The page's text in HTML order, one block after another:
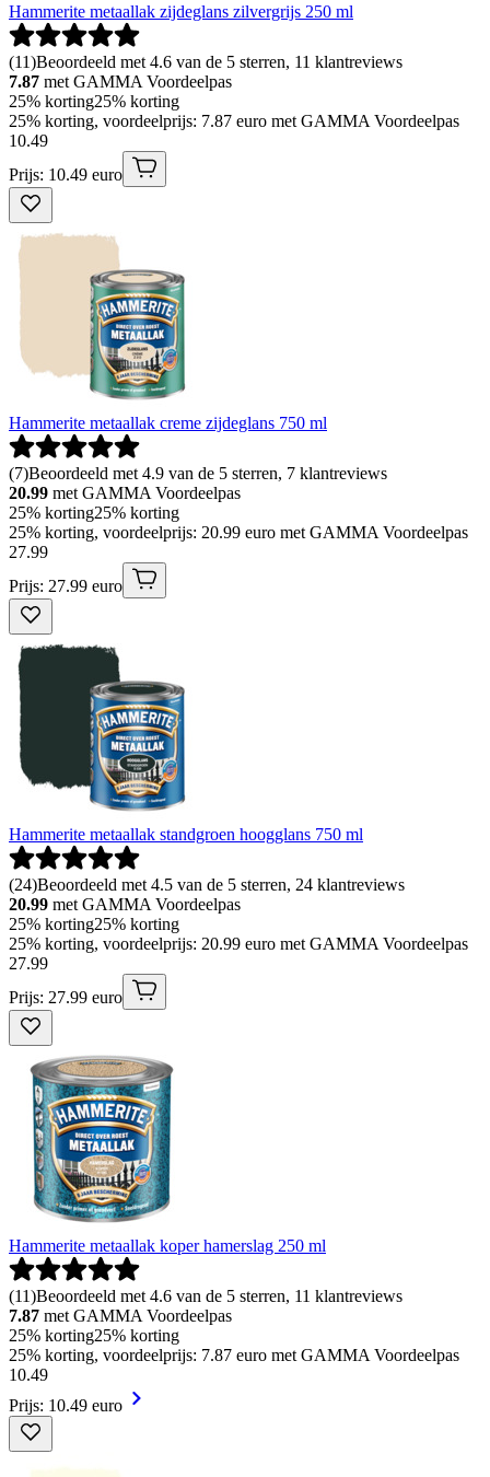
Hammerite metaallak zijdeglans zilvergrijs 250 ml
(11)Beoordeeld met 4.6 van de 5 sterren, 11 klantreviews
7.87 met GAMMA Voordeelpas
25% korting25% korting
25% korting, voordeelprijs: 7.87 euro met GAMMA Voordeelpas
10.49
Prijs: 10.49 euro
Hammerite metaallak creme zijdeglans 750 ml
(7)Beoordeeld met 4.9 van de 5 sterren, 7 klantreviews
20.99 met GAMMA Voordeelpas
25% korting25% korting
25% korting, voordeelprijs: 20.99 euro met GAMMA Voordeelpas
27.99
Prijs: 27.99 euro
Hammerite metaallak standgroen hoogglans 750 ml
(24)Beoordeeld met 4.5 van de 5 sterren, 24 klantreviews
20.99 met GAMMA Voordeelpas
25% korting25% korting
25% korting, voordeelprijs: 20.99 euro met GAMMA Voordeelpas
27.99
Prijs: 27.99 euro
Hammerite metaallak koper hamerslag 250 ml
(11)Beoordeeld met 4.6 van de 5 sterren, 11 klantreviews
7.87 met GAMMA Voordeelpas
25% korting25% korting
25% korting, voordeelprijs: 7.87 euro met GAMMA Voordeelpas
10.49
Prijs: 10.49 euro